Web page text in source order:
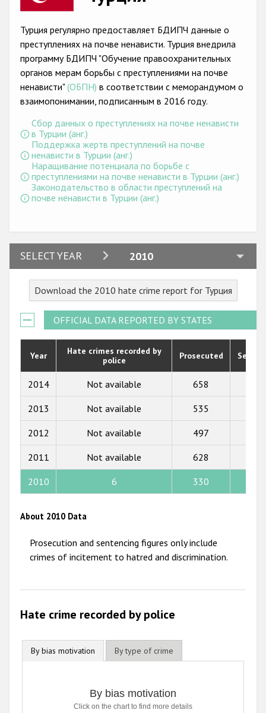
Anti-Roma hate crime
Anti-Semitic hate crime
Anti-Muslim hate crime
Anti-Christian hate crime
Other hate crime based on religion or belief
Gender-based hate crime
Anti-LGBTI hate crime
Disability hate crime
Организации гражданского общества
Государства-участники
Турция регулярно предоставляет БДИПЧ данные о
преступлениях на почве ненависти. Турция внедрила
программу БДИПЧ "Обучение правоохранительных
органов мерам борьбы с преступлениями на почве
ненависти"(ОБПН) в соответствии с меморандумом о
взаимопонимании, подписанным в 2016 году.
Сбор данных о преступлениях на почве ненависти
в Турции (анг.)
Поддержка жертв преступлений на почве
ненависти в Турции (анг.)
Наращивание потенциала по борьбе с
преступлениями на почве ненависти в Турции (анг.)
Законодательство в области преступлений на
почве ненависти в Турции (анг.)
SELECT YEAR 2010
2024
2022
2021
2020
2018
2017
2015
2014
2010
Download the 2010 hate crime report for Турция
OFFICIAL DATA REPORTED BY STATES
Year
Hate crimes recorded by
police
Prosecuted
2014 Not available 658
2013 Not available 535
2012 Not available 497
2011 Not available 628
2010 6 330
About 2010 Data
Prosecution and sentencing figures only include
crimes of incitement to hatred and discrimination.
Hate crime recorded by police
By bias motivation By type of crime
By bias motivation
Click on the chart to find more details